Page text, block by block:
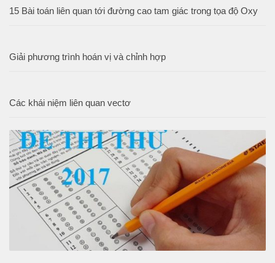
15 Bài toán liên quan tới đường cao tam giác trong tọa độ Oxy
Giải phương trình hoán vị và chỉnh hợp
Các khái niệm liên quan vectơ